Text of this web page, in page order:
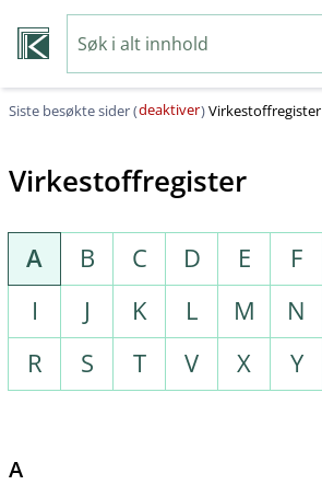
Siste besøkte sider (deaktiver)Virkestoffregister
Virkestoffregister
A B C D E F
I
J K L M N
R
S T V X Y
A